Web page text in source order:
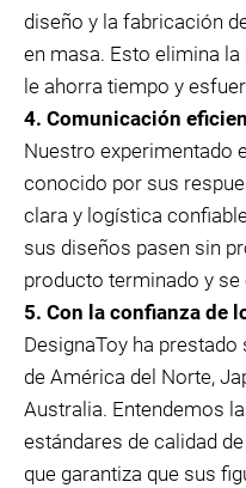
diseño y la fabricación
en masa. Esto elimina
le ahorra tiempo y
4. Comunicación
Nuestro experimentado
conocido por sus
clara y logística
sus diseños pasen sin
producto terminado y se
5. Con la confianza de
DesignaToy ha
de América del Norte,
Australia. Entendemos
estándares de calidad
que garantiza que sus